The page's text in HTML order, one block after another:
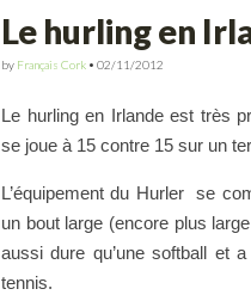
Le hurling en
by Français Cork • 02/11/2012
Le hurling en Irlande est très
se joue à 15 contre 15 sur un
L’équipement du Hurler se
un bout large (encore plus
aussi dure qu’une softball et
tennis.